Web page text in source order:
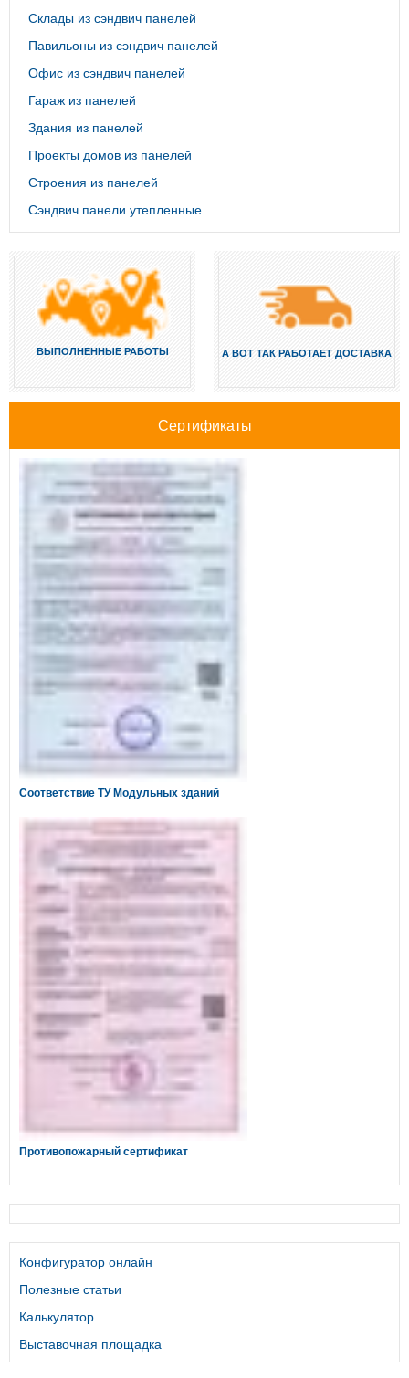
Склады из сэндвич панелей
Павильоны из сэндвич панелей
Офис из сэндвич панелей
Гараж из панелей
Здания из панелей
Проекты домов из панелей
Строения из панелей
Сэндвич панели утепленные
ВЫПОЛНЕННЫЕ РАБОТЫ А ВОТ ТАК РАБОТАЕТ ДОСТАВКА
Сертификаты
Соответствие ТУ Модульных зданий
Противопожарный сертификат
Конфигуратор онлайн
Полезные статьи
Калькулятор
Выставочная площадка